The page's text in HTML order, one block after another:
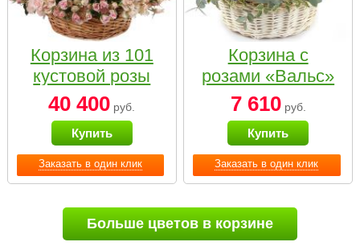
Заказать в один клик
Корзина из 101
кустовой розы
нежных тонов
40 400 руб.
Купить
Заказать в один клик
Корзина с
розами «Вальс»
7 610руб.
Купить
Больше цветов в корзине